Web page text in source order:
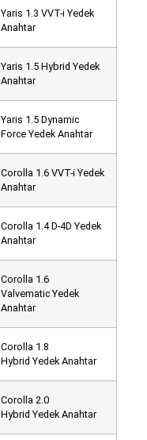
Yaris 1.3 VVT-i Yedek
Anahtar
Yaris 1.5 Hybrid Yedek
Anahtar
Yaris 1.5 Dynamic
Force Yedek Anahtar
Corolla 1.6 VVT-i Yedek
Anahtar
Corolla 1.4 D-4D Yedek
Anahtar
Corolla 1.6
Valvematic Yedek
Anahtar
Corolla 1.8
Hybrid Yedek Anahtar
Corolla 2.0
Hybrid Yedek Anahtar